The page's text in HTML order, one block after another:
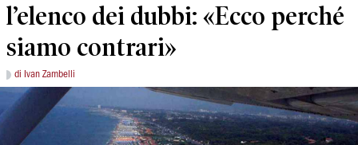
l’elenco dei dubbi: «Ecco perché
siamo contrari»
di Ivan Zambelli